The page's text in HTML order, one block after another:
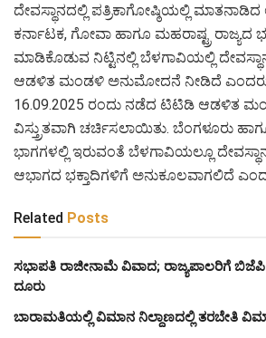
ದೇವಸ್ಥಾನದಲ್ಲಿ ಪತ್ರಿಕಾಗೋಷ್ಠಿಯಲ್ಲಿ
ಕರ್ನಾಟಕ, ಗೋವಾ ಹಾಗೂ ಮಹರಾಷ್ಟ್ರ ರಾಜ್ಯದ
ಮಾಡಿಕೊಡುವ ನಿಟ್ಟಿನಲ್ಲಿ ಬೆಳಗಾವಿಯಲ್ಲಿ
ಆಡಳಿತ ಮಂಡಳಿ ಅನುಮೋದನೆ ನೀಡಿದೆ
16.09.2025 ರಂದು ನಡೆದ ಟಿಟಿಡಿ ಆಡಳಿತ
ವಿಸ್ತ್ರುತವಾಗಿ ಚರ್ಚಿಸಲಾಯಿತು. ಬೆಂಗಳೂರು
ಭಾಗಗಳಲ್ಲಿ ಇರುವಂತೆ ಬೆಳಗಾವಿಯಲ್ಲೂ
ಆಭಾಗದ ಭಕ್ತಾದಿಗಳಿಗೆ ಅನುಕೂಲವಾಗಲಿದೆ
Related Posts
ಸಭಾಪತಿ ರಾಜೀನಾಮೆ ವಿವಾದ; ರಾಜ್ಯಪಾಲರಿಗೆ
ದೂರು
ಬಾರಾಮತಿಯಲ್ಲಿ ವಿಮಾನ ನಿಲ್ದಾಣದಲ್ಲಿ ತರಬೇತಿ